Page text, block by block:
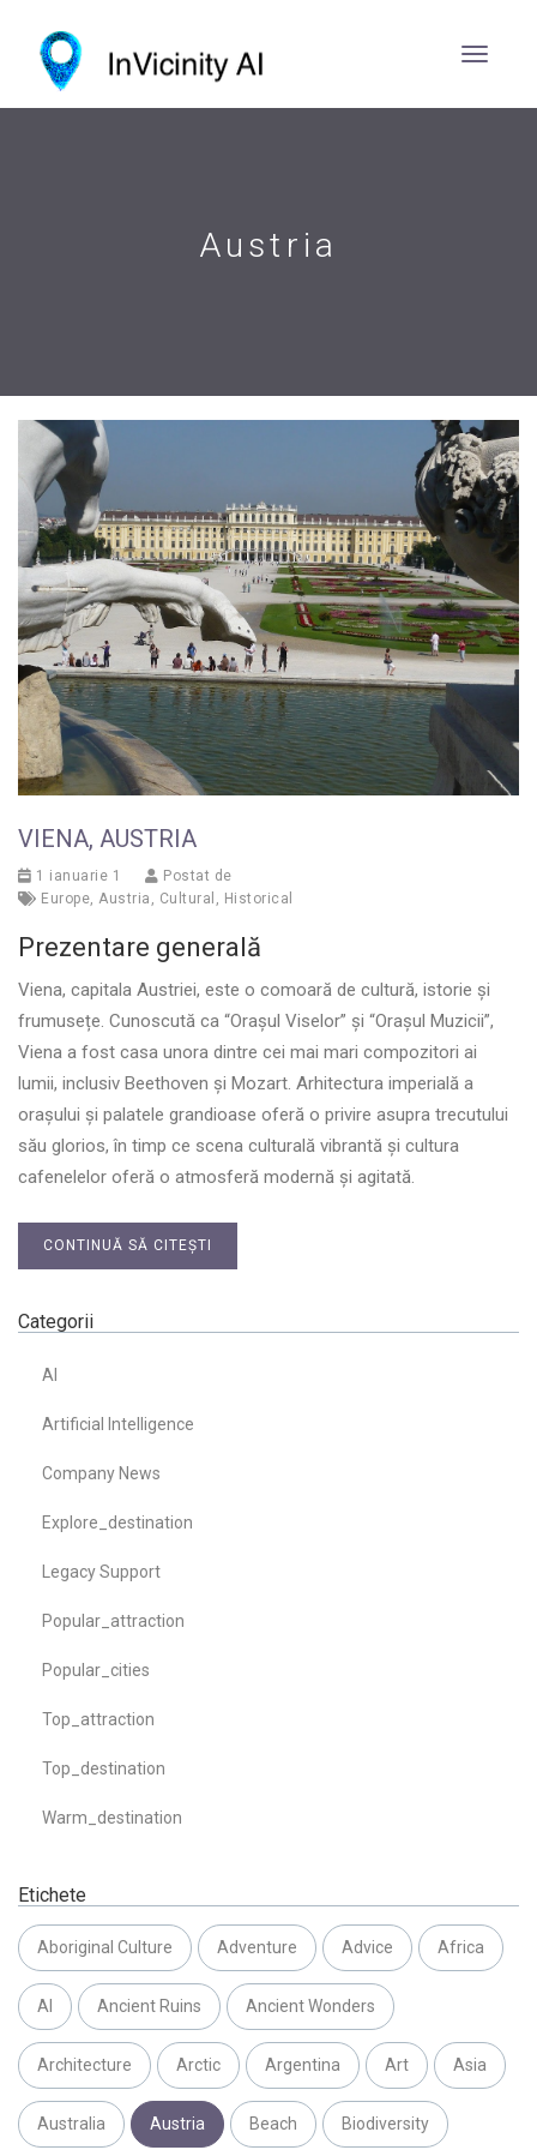
Austria
VIENA, AUSTRIA
1 ianuarie 1
Postat de
Europe, Austria , Cultural , Historical
Prezentare generală
Viena, capitala Austriei, este o comoară de cultură, istorie și
frumusețe. Cunoscută ca “Orașul Viselor” și “Orașul Muzicii”,
Viena a fost casa unora dintre cei mai mari compozitori ai
lumii, inclusiv Beethoven și Mozart. Arhitectura imperială a
orașului și palatele grandioase oferă o privire asupra trecutului
său glorios, în timp ce scena culturală vibrantă și cultura
cafenelelor oferă o atmosferă modernă și agitată.
CONTINUĂ SĂ CITEȘTI
Categorii
AI
Artificial Intelligence
Company News
Explore_destination
Legacy Support
Popular_attraction
Popular_cities
Top_attraction
Top_destination
Warm_destination
Etichete
Aboriginal Culture Adventure Advice Africa
AI Ancient Ruins Ancient Wonders
Architecture Arctic Argentina Art Asia
Australia Austria Beach Biodiversity